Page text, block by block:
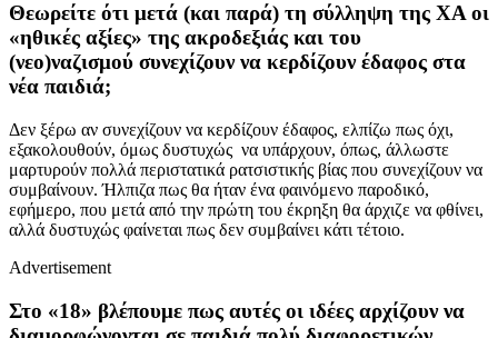
Θεωρείτε ότι μετά (και παρά) τη σύλληψη της ΧΑ οι
«ηθικές αξίες» της ακροδεξιάς και του
(νεο)ναζισμού συνεχίζουν να κερδίζουν έδαφος στα
νέα παιδιά;
Δεν ξέρω αν συνεχίζουν να κερδίζουν έδαφος, ελπίζω πως όχι,
εξακολουθούν, όμως δυστυχώς να υπάρχουν, όπως, άλλωστε
μαρτυρούν πολλά περιστατικά ρατσιστικής βίας που συνεχίζουν να
συμβαίνουν. Ήλπιζα πως θα ήταν ένα φαινόμενο παροδικό,
εφήμερο, που μετά από την πρώτη του έκρηξη θα άρχιζε να φθίνει,
αλλά δυστυχώς φαίνεται πως δεν συμβαίνει κάτι τέτοιο.
Advertisement
Στο «18» βλέπουμε πως αυτές οι ιδέες αρχίζουν να